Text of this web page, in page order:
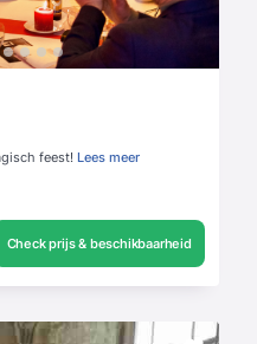
feest! Lees meer
Check prijs & beschikbaarheid